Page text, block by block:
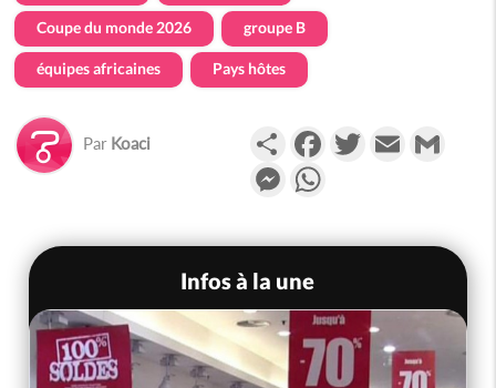
Coupe du monde 2026 groupe B
équipes africaines Pays hôtes
Par Koaci PartagerFacebookTwitterEmail
Messenger
Infos à la une